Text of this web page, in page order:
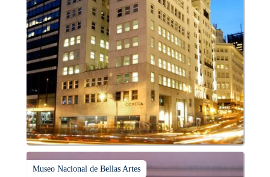
Museo Nacional de Bellas Artes